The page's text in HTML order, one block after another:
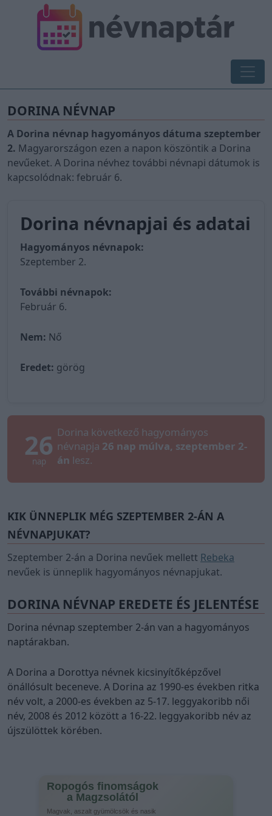
DORINA NÉVNAP
A Dorina névnap hagyományos dátuma szeptember
2. Magyarországon ezen a napon köszöntik a Dorina
nevűeket. A Dorina névhez további névnapi dátumok is
kapcsolódnak: február 6.
Dorina névnapjai és adatai
Hagyományos névnapok:
Szeptember 2.
További névnapok:
Február 6.
Nem: Nő
Eredet: görög
26
nap
Dorina következő hagyományos
névnapja 26 nap múlva, szeptember 2-
án lesz.
KIK ÜNNEPLIK MÉG SZEPTEMBER 2-ÁN A
NÉVNAPJUKAT?
Szeptember 2-án a Dorina nevűek mellett Rebeka
nevűek is ünneplik hagyományos névnapjukat.
DORINA NÉVNAP EREDETE ÉS JELENTÉSE
Dorina névnap szeptember 2-án van a hagyományos
naptárakban.
A Dorina a Dorottya névnek kicsinyítőképzővel
önállósult beceneve. A Dorina az 1990-es években ritka
név volt, a 2000-es években az 5-17. leggyakoribb női
név, 2008 és 2012 között a 16-22. leggyakoribb név az
újszülöttek körében.
Ropogós finomságok
a Magzsolától
Magvak, aszalt gyümölcsök és nasik